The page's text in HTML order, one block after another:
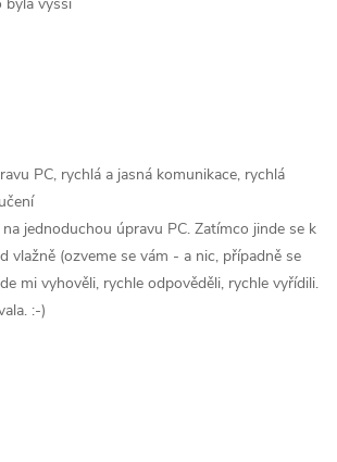
PC, rychlá a jasná komunikace, rychlá
jednoduchou úpravu PC. Zatímco jinde se k
vlažně (ozveme se vám - a nic, případně se
mi vyhověli, rychle odpověděli, rychle vyřídili.
:-)